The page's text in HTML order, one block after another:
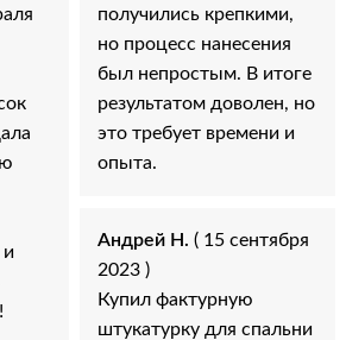
и
получились крепкими,
но процесс нанесения
был непростым. В итоге
результатом доволен, но
это требует времени и
опыта.
Андрей Н. ( 15 сентября
2023 )
Купил фактурную
штукатурку для спальни